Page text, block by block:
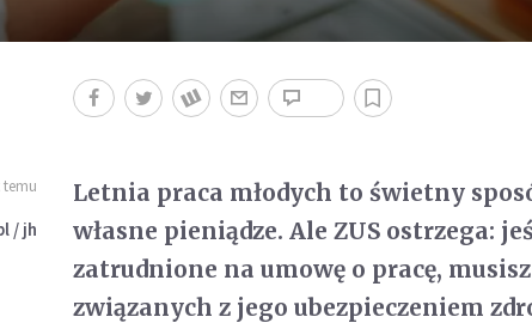
temu
/ jh
Letnia praca młodych to świetny
własne pieniądze. Ale ZUS ostrzega:
zatrudnione na umowę o pracę,
związanych z jego ubezpieczeniem